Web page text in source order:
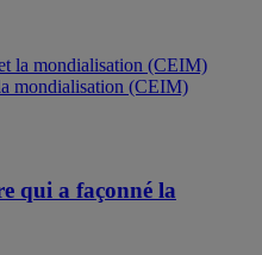
mondialisation (CEIM)
qui a façonné la